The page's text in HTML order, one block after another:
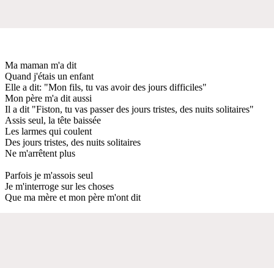
Ma maman m'a dit
Quand j'étais un enfant
Elle a dit: "Mon fils, tu vas avoir des jours difficiles"
Mon père m'a dit aussi
Il a dit "Fiston, tu vas passer des jours tristes, des nuits solitaires"
Assis seul, la tête baissée
Les larmes qui coulent
Des jours tristes, des nuits solitaires
Ne m'arrêtent plus
Parfois je m'assois seul
Je m'interroge sur les choses
Que ma mère et mon père m'ont dit